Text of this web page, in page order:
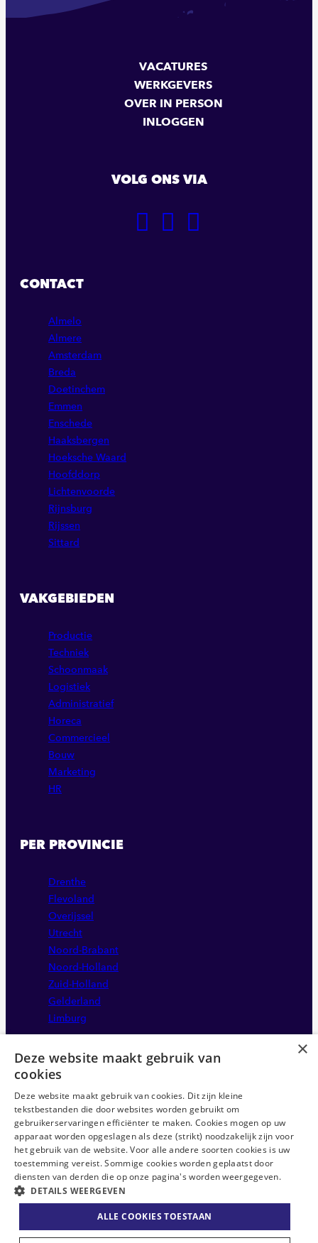
VACATURES
WERKGEVERS
OVER IN PERSON
INLOGGEN
VOLG ONS VIA
GA
GA
CONTACT
Almelo
Almere
Amsterdam
Breda
Doetinchem
Emmen
Enschede
Haaksbergen
Hoeksche Waard
Hoofddorp
Lichtenvoorde
Rijnsburg
Rijssen
Sittard
VAKGEBIEDEN
Productie
Techniek
Schoonmaak
Logistiek
Administratief
Horeca
Commercieel
Bouw
Marketing
HR
PER PROVINCIE
Drenthe
Flevoland
Overijssel
Utrecht
Noord-Brabant
Noord-Holland
Zuid-Holland
Gelderland
Limburg
Disclaimer
Sitemap
Privacystatement
Anti-discriminatie statement
×
Deze website maakt gebruik van
cookies
Deze website maakt gebruik van cookies. Dit zijn kleine
tekstbestanden die door websites worden gebruikt om
gebruikerservaringen efficiënter te maken. Cookies mogen op uw
apparaat worden opgeslagen als deze (strikt) noodzakelijk zijn voor
het gebruik van de website. Voor alle andere soorten cookies is uw
toestemming vereist. Sommige cookies worden geplaatst door
diensten van derden die op onze pagina's worden weergegeven.
DETAILS WEERGEVEN
ALLE COOKIES TOESTAAN